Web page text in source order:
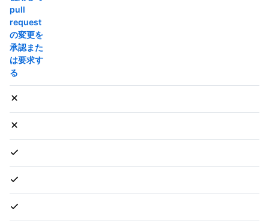
pull
request
の変更を
承認また
は要求す
る